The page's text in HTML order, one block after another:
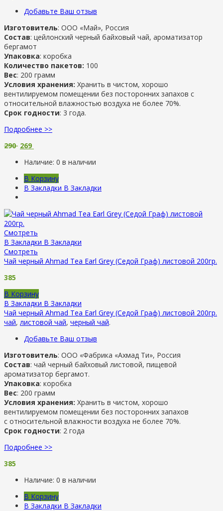
Добавьте Ваш отзыв
Изготовитель: ООО «Май», Россия
Состав: цейлонский черный байховый чай, ароматизатор
бергамот
Упаковка: коробка
Количество пакетов: 100
Вес: 200 грамм
Условия хранения: Хранить в чистом, хорошо
вентилируемом помещении без посторонних запахов с
относительной влажностью воздуха не более 70%.
Срок годности: 3 года.
Подробнее >>
290 269
Наличие: 0 в наличии
В Корзину
В Закладки В Закладки
Смотреть
В Закладки В Закладки
Смотреть
Чай черный Ahmad Tea Earl Grey (Седой Граф) листовой 200гр.
385
В Корзину
В Закладки В Закладки
Чай черный Ahmad Tea Earl Grey (Седой Граф) листовой 200гр.
чай, листовой чай, черный чай.
Добавьте Ваш отзыв
Изготовитель: ООО «Фабрика «Ахмад Ти», Россия
Состав: чай черный байховый листовой, пищевой
ароматизатор бергамот.
Упаковка: коробка
Вес: 200 грамм
Условия хранения: Хранить в чистом, хорошо
вентилируемом помещении без посторонних запахов
с относительной влажности воздуха не более 70%.
Срок годности: 2 года
Подробнее >>
385
Наличие: 0 в наличии
В Корзину
В Закладки В Закладки